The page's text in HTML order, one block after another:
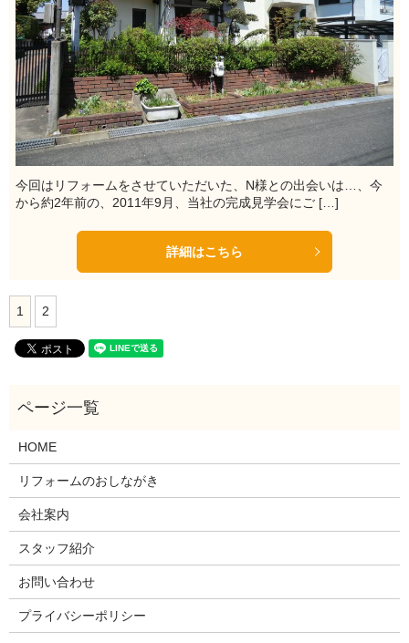
今回はリフォームをさせていただいた、N様との出会いは…、今
から約2年前の、2011年9月、当社の完成見学会にご […]
詳細はこちら
1 2
HOME
リフォームのおしながき
会社案内
スタッフ紹介
お問い合わせ
プライバシーポリシー